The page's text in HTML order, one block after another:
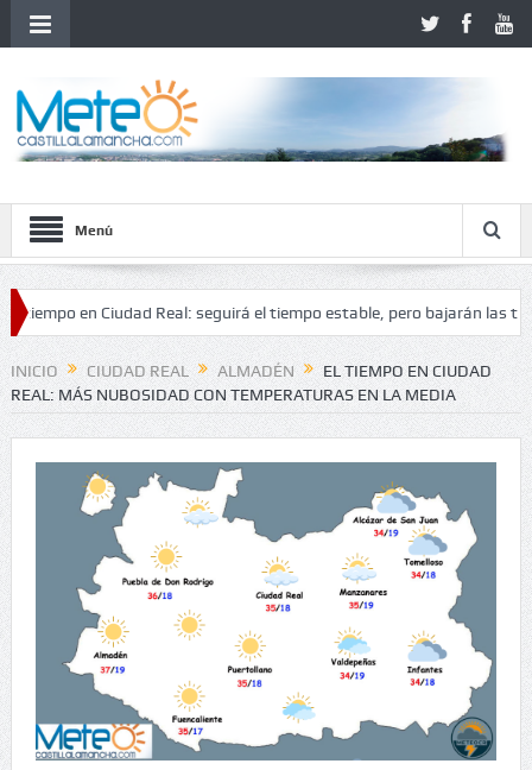
Menú
en Ciudad Real: seguirá el tiempo estable, pero bajarán las
INICIO CIUDAD REAL ALMADÉN
EL TIEMPO EN CIUDAD
REAL: MÁS NUBOSIDAD CON TEMPERATURAS EN LA MEDIA